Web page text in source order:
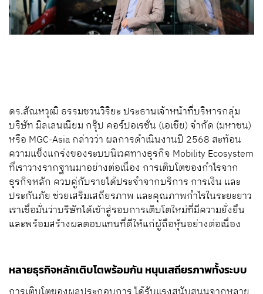
ดร.สัณหวุฒิ ธรรมชวนวิริยะ ประธานเจ้าหน้าที่บริหารกลุ่ม
บริษัท มิลเลนเนียม กรุ๊ป คอร์ปอเรชั่น (เอเชีย) จำกัด (มหาชน)
หรือ MGC-Asia กล่าวว่า ผลการดำเนินงานปี 2568 สะท้อน
ความแข็งแกร่งของระบบนิเวศทางธุรกิจ Mobility Ecosystem
ที่เราวางรากฐานมาอย่างต่อเนื่อง การเติบโตของกำไรจาก
ธุรกิจหลัก ควบคู่กับรายได้ประจำจากบริการ การเงิน และ
ประกันภัย ช่วยเสริมเสถียรภาพ และคุณภาพกำไรในระยะยาว
เราเชื่อมั่นว่าบริษัทได้เข้าสู่รอบการเติบโตใหม่ที่มีความยั่งยืน
และพร้อมสร้างผลตอบแทนที่ดีให้แก่ผู้ถือหุ้นอย่างต่อเนื่อง
หลายธุรกิจหลักเติบโตพร้อมกัน หนุนเสถียรภาพทั้งระบบ